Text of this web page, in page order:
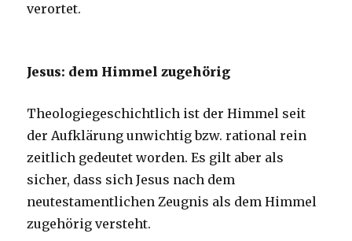
verortet.
Jesus: dem Himmel zugehörig
Theologiegeschichtlich ist der Himmel seit
der Aufklärung unwichtig bzw. rational rein
zeitlich gedeutet worden. Es gilt aber als
sicher, dass sich Jesus nach dem
neutestamentlichen Zeugnis als dem Himmel
zugehörig versteht.